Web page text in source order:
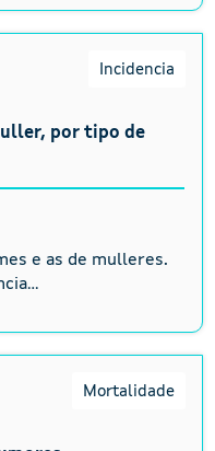
Incidencia
por tipo de
e as de mulleres.
Mortalidade